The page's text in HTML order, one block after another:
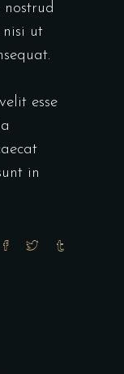
ut
esse
in